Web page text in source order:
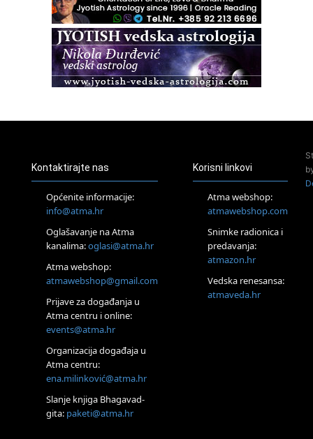
Access BARS®, otpusti stres
Access Energetski Facelift®
Tečaj Višeg Vodstva, razvijanja intuicije i Akaša zapisa
25.08.
Upisi u program Profesionalni hipnoterapeut — nova
generacija kreće 25.08. 2026.
Online
Visoko
Alemka Dauskardt – Jednodnevna radionica sistemskih
konstelacija
HOD PO ŽERAVICI – Seminar koji mijenja tijelo, duh i um
SoulFest – Festival glazbe, mudrosti i zajedništva
Radoboj
Noćna šumska kupka
Online
Kontaktirajte nas
Općenite informacije:
info@atma.hr
Oglašavanje na Atma
kanalima:oglasi@atma.hr
Atma webshop:
atmawebshop@gmail.com
Prijave za događanja u
Atma centru i online:
events@atma.hr
Organizacija događaja u
Atma centru:
ena.milinković@atma.hr
Slanje knjiga Bhagavad-
gita: paketi@atma.hr
Korisni linkovi
Atma webshop:
atmawebshop.com
Snimke radionica i
predavanja:
atmazon.hr
Vedska renesansa:
atmaveda.hr